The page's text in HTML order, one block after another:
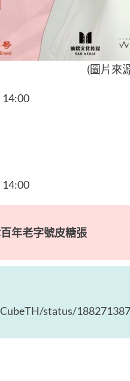
(圖片來
14:00
14:00
年老字號皮糖張
status/